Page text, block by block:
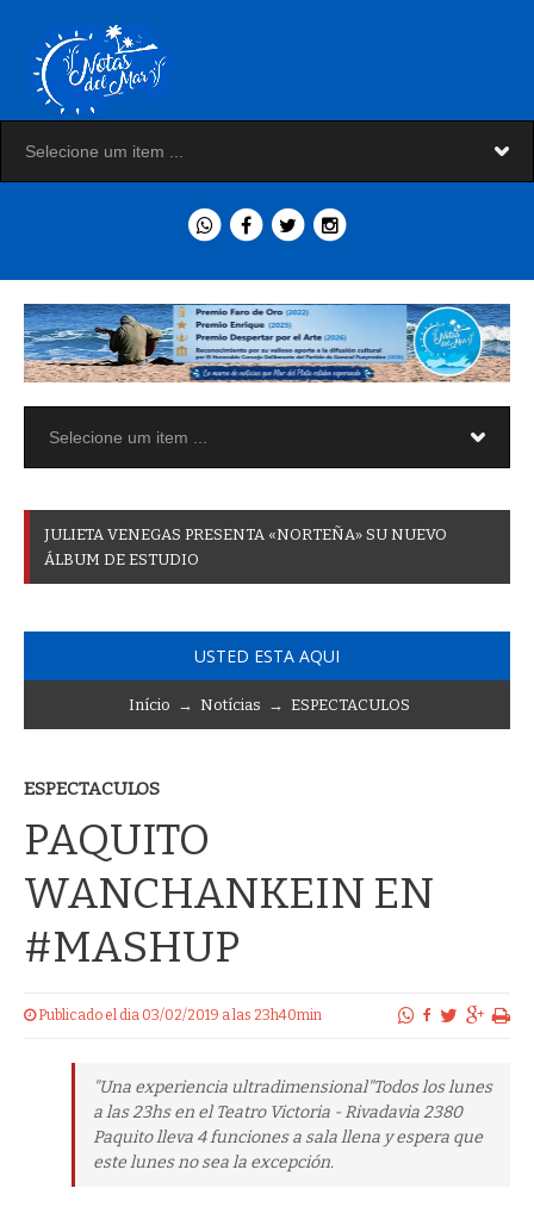
JULIETA VENEGAS PRESENTA «NORTEÑA» SU NUEVO
ÁLBUM DE ESTUDIO
USTED ESTA AQUI
Início → Notícias → ESPECTACULOS
ESPECTACULOS
PAQUITO
WANCHANKEIN EN
#MASHUP
Publicado el dia 03/02/2019 a las 23h40min
"Una experiencia ultradimensional"Todos los lunes
a las 23hs en el Teatro Victoria - Rivadavia 2380
Paquito lleva 4 funciones a sala llena y espera que
este lunes no sea la excepción.